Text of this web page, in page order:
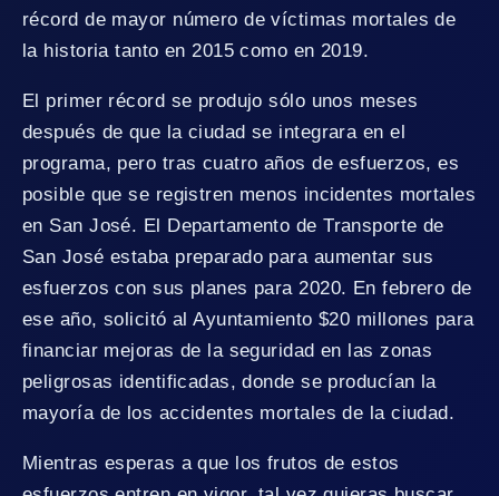
récord de mayor número de víctimas mortales de
la historia tanto en 2015 como en 2019.
El primer récord se produjo sólo unos meses
después de que la ciudad se integrara en el
programa, pero tras cuatro años de esfuerzos, es
posible que se registren menos incidentes mortales
en San José. El Departamento de Transporte de
San José estaba preparado para aumentar sus
esfuerzos con sus planes para 2020. En febrero de
ese año, solicitó al Ayuntamiento $20 millones para
financiar mejoras de la seguridad en las zonas
peligrosas identificadas, donde se producían la
mayoría de los accidentes mortales de la ciudad.
Mientras esperas a que los frutos de estos